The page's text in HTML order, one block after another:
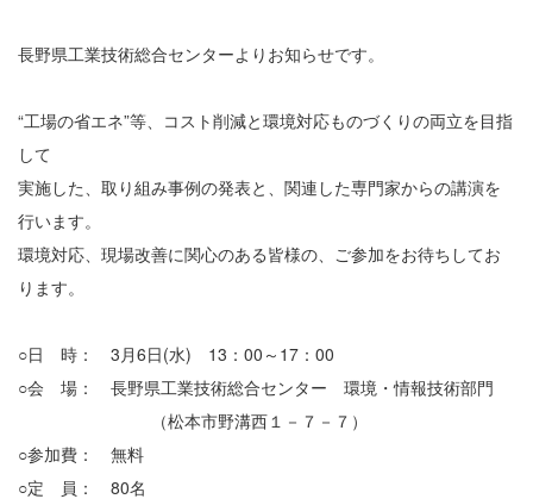
長野県工業技術総合センターよりお知らせです。
“工場の省エネ”等、コスト削減と環境対応ものづくりの両立を目指
して
実施した、取り組み事例の発表と、関連した専門家からの講演を
行います。
環境対応、現場改善に関心のある皆様の、ご参加をお待ちしてお
ります。
○日 時： 3月6日(水) 13：00～17：00
○会 場： 長野県工業技術総合センター 環境・情報技術部門
（松本市野溝西１－７－７）
○参加費： 無料
○定 員： 80名